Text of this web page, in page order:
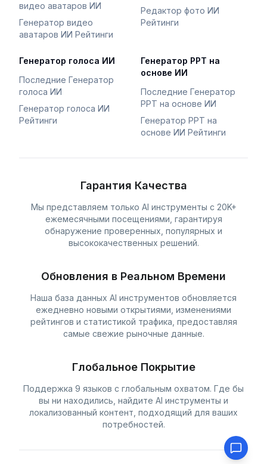
видео аватаров ИИ
Генератор видео
аватаров ИИ Рейтинги
Редактор фото ИИ
Рейтинги
Генератор голоса ИИ
Последние Генератор
голоса ИИ
Генератор голоса ИИ
Рейтинги
Генератор PPT на
основе ИИ
Последние Генератор
PPT на основе ИИ
Генератор PPT на
основе ИИ Рейтинги
Гарантия Качества
Мы представляем только AI инструменты с 20K+
ежемесячными посещениями, гарантируя
обнаружение проверенных, популярных и
высококачественных решений.
Обновления в Реальном Времени
Наша база данных AI инструментов обновляется
ежедневно новыми открытиями, изменениями
рейтингов и статистикой трафика, предоставляя
самые свежие рыночные данные.
Глобальное Покрытие
Поддержка 9 языков с глобальным охватом. Где бы
вы ни находились, найдите AI инструменты и
локализованный контент, подходящий для ваших
потребностей.